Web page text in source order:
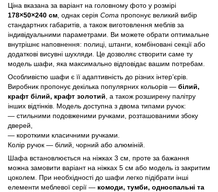
Ціна вказана за варіант на головному фото у розмірі
178×50×240 см , однак серія Сота пропонує великий вибір
стандартних габаритів, а також виготовлення меблів за
індивідуальними параметрами. Ви можете обрати оптимальне
внутрішнє наповнення: полиці, штанги, комбіновані секції або
додаткові висувні шухляди. Це дозволяє створити саме ту
модель шафи, яка максимально відповідає вашим потребам.
Особливістю шафи є її адаптивність до різних інтер’єрів.
Виробник пропонує декілька популярних кольорів — білий,
крафт білий, крафт золотий , а також розширену палітру
інших відтінків. Модель доступна з двома типами ручок:
— стильними подовженими ручками, розташованими збоку
дверей,
— короткими класичними ручками.
Колір ручок — білий, чорний або алюміній.
Шафа встановлюється на ніжках 3 см, проте за бажання
можна замовити варіант на ніжках 5 см або модель із закритим
цоколем. При необхідності до шафи легко підібрати інші
елементи меблевої серії — комоди, тумби, односпальні та